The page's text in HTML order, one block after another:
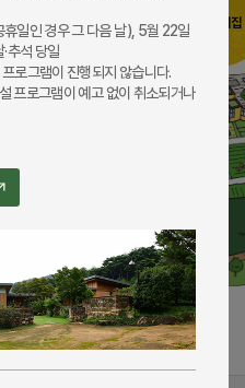
대통령의집
일인 경우 그 다음 날), 5월 22일
추석 당일
로그램이 진행되지 않습니다.
프로그램이 예고 없이 취소되거나